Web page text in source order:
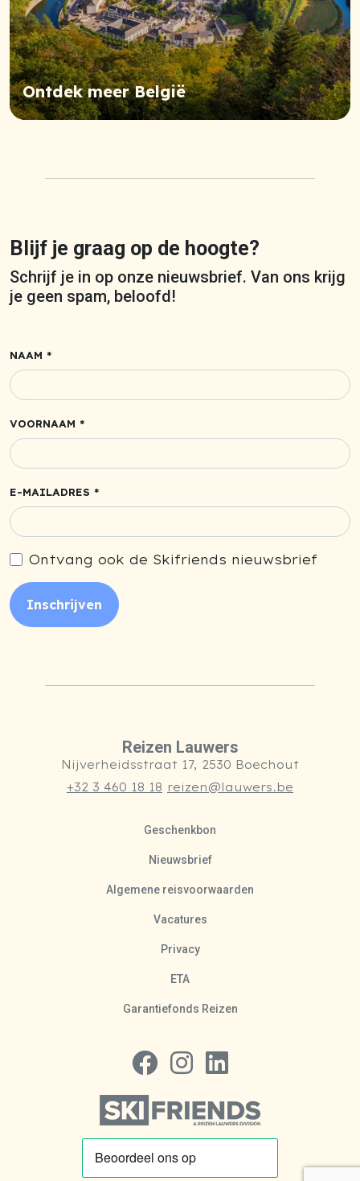
Ontdek meer België
Blijf je graag op de hoogte?
Schrijf je in op onze nieuwsbrief. Van ons krijg
je geen spam, beloofd!
NAAM *
VOORNAAM *
E-MAILADRES *
Ontvang ook de Skifriends nieuwsbrief
Inschrijven
Reizen Lauwers
Nijverheidsstraat 17, 2530 Boechout
+32 3 460 18 18 reizen@lauwers.be
Geschenkbon
Nieuwsbrief
Algemene reisvoorwaarden
Vacatures
Privacy
ETA
Garantiefonds Reizen
Volg ons op Facebook
Volg ons op Instagram
Volg ons op LinkedIn